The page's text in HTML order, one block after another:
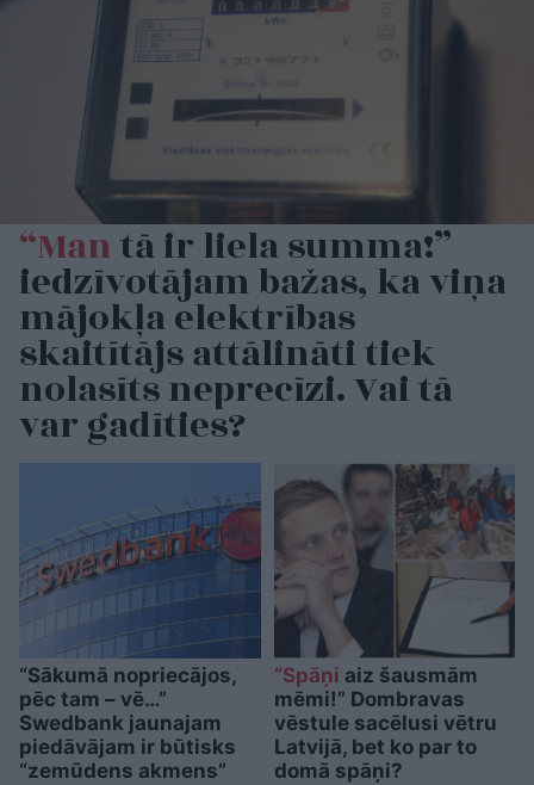
“Mantā ir liela summa!”
iedzīvotājam bažas, ka viņa
mājokļa elektrības
skaitītājs attālināti tiek
nolasīts neprecīzi. Vai tā
var gadīties?
“Sākumā nopriecājos,
pēc tam – vē…”
Swedbank jaunajam
piedāvājam ir būtisks
“zemūdens akmens”
“Spāņi aiz šausmām
mēmi!” Dombravas
vēstule sacēlusi vētru
Latvijā, bet ko par to
domā spāņi?